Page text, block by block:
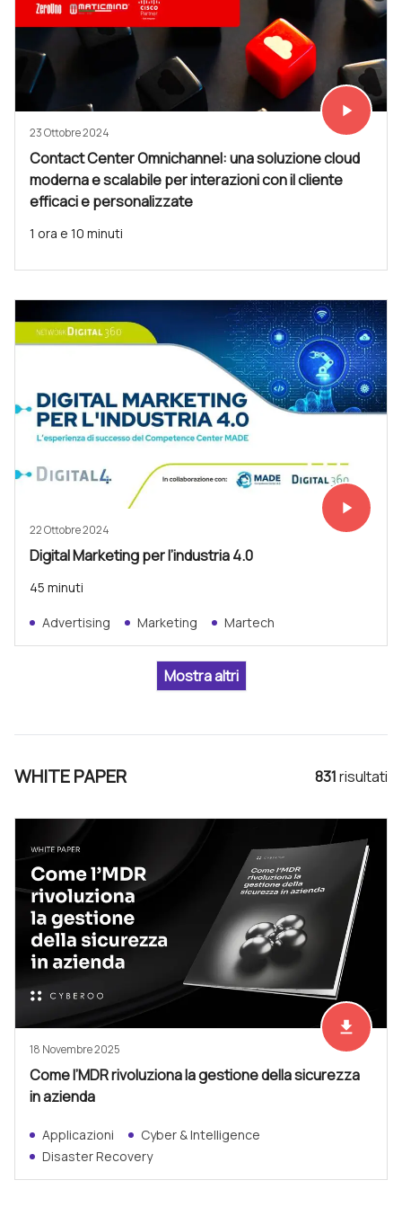
Vedi subito
play_arrow
23 Ottobre 2024
Contact Center Omnichannel: una soluzione cloud
moderna e scalabile per interazioni con il cliente
efficaci e personalizzate
1 ora e 10 minuti
Vedi subito
play_arrow
22 Ottobre 2024
Digital Marketing per l’industria 4.0
45 minuti
Advertising Marketing Martech
WHITE PAPER 831risultati
Scarica
file_download
18 Novembre 2025
Come l’MDR rivoluziona la gestione della sicurezza
in azienda
Applicazioni
Cyber & Intelligence
Disaster Recovery